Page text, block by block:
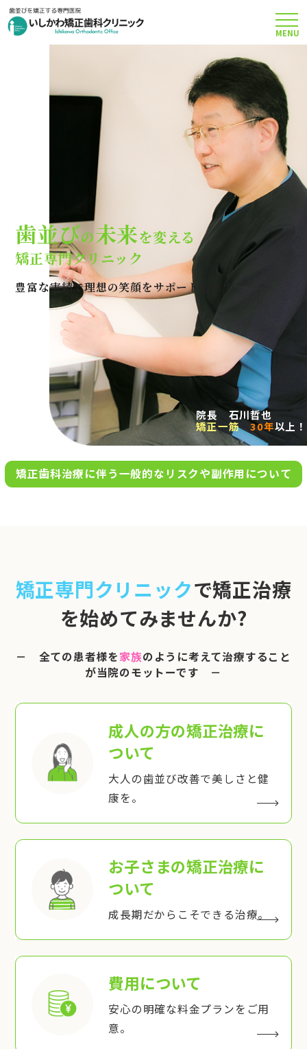
矯正治療について
当院のこだわり
費用について
クリニック案内
Q＆A
アクセス
お問い合わせ
完全
0120-695-578
※日曜は不定期で診療してい
ます
MENU
歯並びの未来を変える
矯正専門クリニック
豊富な実績で理想の笑顔をサポートします
院長 石川哲也
矯正一筋
30年以上！
矯正歯科治療に伴う一般的なリスクや副作用について
矯正専門クリニックで矯正治療
を始めてみませんか?
－ 全ての患者様を家族のように考えて治療すること
が当院のモットーです －
成人の方の矯正治療に
ついて
大人の歯並び改善で美しさと健
康を。
お子さまの矯正治療に
ついて
成長期だからこそできる治療。
費用について
安心の明確な料金プランをご用
意。